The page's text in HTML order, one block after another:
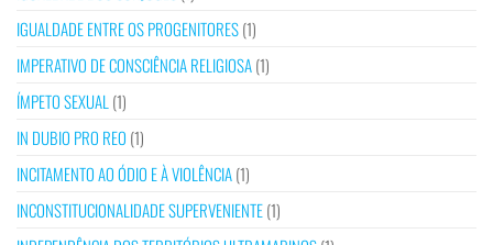
IGUALDADE ENTRE OS PROGENITORES(1)
IMPERATIVO DE CONSCIÊNCIA RELIGIOSA(1)
ÍMPETO SEXUAL (1)
IN DUBIO PRO REO (1)
INCITAMENTO AO ÓDIO E À VIOLÊNCIA(1)
INCONSTITUCIONALIDADE SUPERVENIENTE(1)